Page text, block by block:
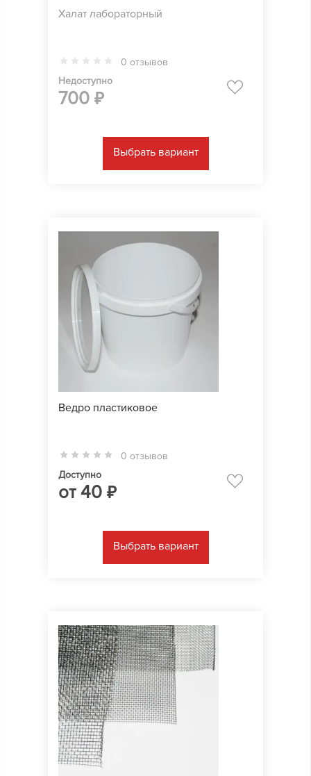
Халат лабораторный
0 отзывов
Недоступно
700 ₽
Выбрать вариант
Ведро пластиковое
0 отзывов
Доступно
от40 ₽
Выбрать вариант